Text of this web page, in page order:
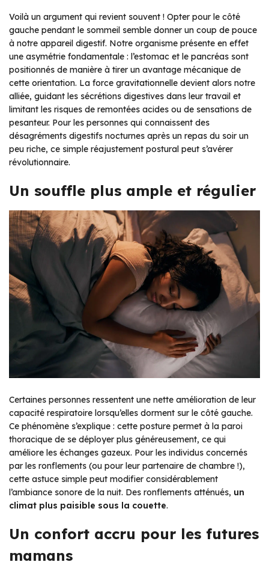
Voilà un argument qui revient souvent ! Opter pour le côté
gauche pendant le sommeil semble donner un coup de pouce
à notre appareil digestif. Notre organisme présente en effet
une asymétrie fondamentale : l’estomac et le pancréas sont
positionnés de manière à tirer un avantage mécanique de
cette orientation. La force gravitationnelle devient alors notre
alliée, guidant les sécrétions digestives dans leur travail et
limitant les risques de remontées acides ou de sensations de
pesanteur. Pour les personnes qui connaissent des
désagréments digestifs nocturnes après un repas du soir un
peu riche, ce simple réajustement postural peut s’avérer
révolutionnaire.
Un souffle plus ample et régulier
Certaines personnes ressentent une nette amélioration de leur
capacité respiratoire lorsqu’elles dorment sur le côté gauche.
Ce phénomène s’explique : cette posture permet à la paroi
thoracique de se déployer plus généreusement, ce qui
améliore les échanges gazeux. Pour les individus concernés
par les ronflements (ou pour leur partenaire de chambre !),
cette astuce simple peut modifier considérablement
l’ambiance sonore de la nuit. Des ronflements atténués, un
climat plus paisible sous la couette.
Un confort accru pour les futures
mamans